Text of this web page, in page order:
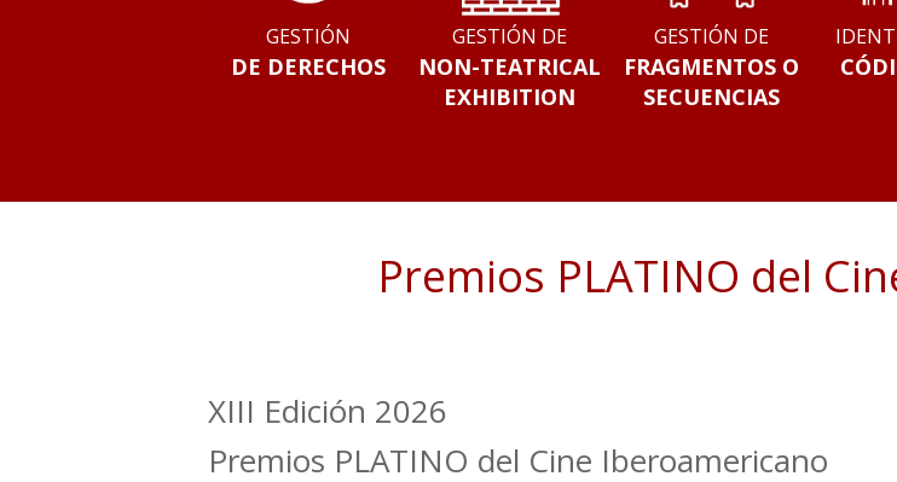
GESTIÓN
DE DERECHOS
GESTIÓN DE
NON-TEATRICAL
EXHIBITION
GESTIÓN DE
FRAGMENTOS O
SECUENCIAS
Premios PLATINO del
XIII Edición 2026
Premios PLATINO del Cine Iberoamericano